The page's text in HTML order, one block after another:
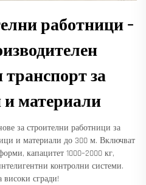
работници –
за
материали
за строителни работници за
и материали до 300 м. Включват
капацитет 1000–2000 кг,
контролни системи.
високи сгради!